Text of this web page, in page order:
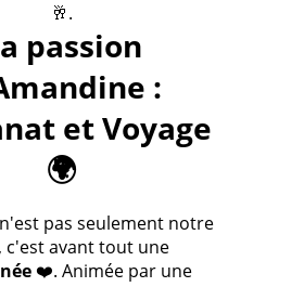
🥂.
passion
:
et Voyage
🌍
pas seulement notre
c'est avant tout une
❤️. Animée par une